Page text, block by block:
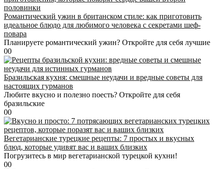
Романтический ужин в британском стиле: как приготовить
идеальное блюдо для любимого человека с секретами шеф-
повара
Планируете романтический ужин? Откройте для себя лучшие
00
Бразильская кухня: смешные неудачи и вредные советы для
настоящих гурманов
Любите вкусно и полезно поесть? Откройте для себя
бразильские
00
Вегетарианские турецкие рецепты: 7 простых и вкусных
блюд, которые удивят вас и ваших близких
Погрузитесь в мир вегетарианской турецкой кухни!
00